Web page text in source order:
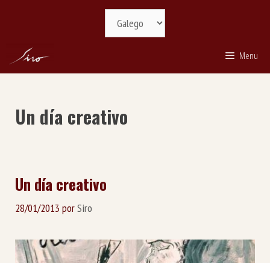
Menu
Un día creativo
Un día creativo
28/01/2013 porSiro